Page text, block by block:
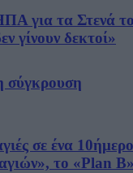
για τα Στενά
γίνουν δεκτοί»
σύγκρουση
σε ένα 10ήμερο
το «Plan